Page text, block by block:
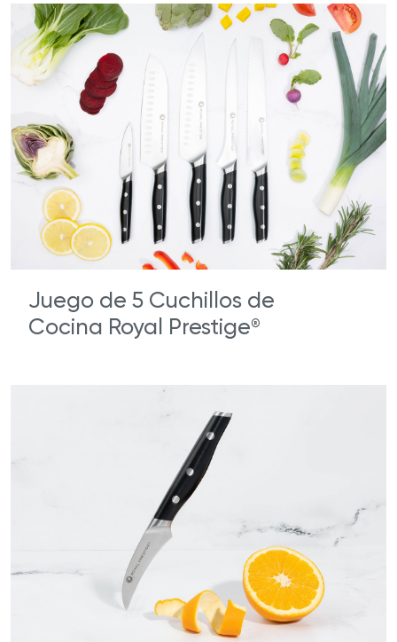
Juego de 5 Cuchillos de
Cocina Royal Prestige®